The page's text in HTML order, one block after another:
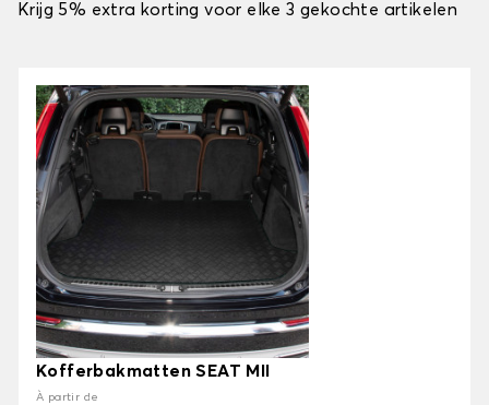
Krijg 5% extra korting voor elke 3 gekochte artikelen
Kofferbakmatten SEAT MII
À partir de